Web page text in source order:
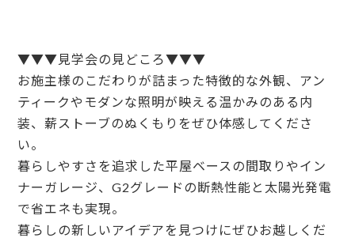
▼▼▼見学会の見どころ▼▼▼
お施主様のこだわりが詰まった特徴的な外観、アン
ティークやモダンな照明が映える温かみのある内
装、薪ストーブのぬくもりをぜひ体感してくださ
い。
暮らしやすさを追求した平屋ベースの間取りやイン
ナーガレージ、G2グレードの断熱性能と太陽光発電
で省エネも実現。
暮らしの新しいアイデアを見つけにぜひお越しくだ